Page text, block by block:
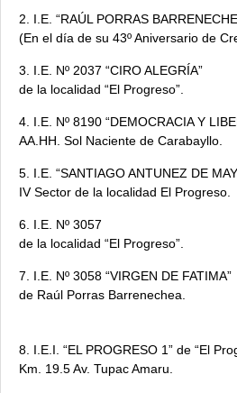
2. I.E. “RAÚL PORRAS
(En el día de su 43º Aniversario de
3. I.E. Nº 2037 “CIRO ALEGRÍA”
de la localidad “El Progreso”.
4. I.E. Nº 8190 “DEMOCRACIA Y
AA.HH. Sol Naciente de Carabayllo.
5. I.E. “SANTIAGO ANTUNEZ DE
IV Sector de la localidad El Progreso.
6. I.E. Nº 3057
de la localidad “El Progreso”.
7. I.E. Nº 3058 “VIRGEN DE FATIMA”
de Raúl Porras Barrenechea.
8. I.E.I. “EL PROGRESO 1” de “El
Km. 19.5 Av. Tupac Amaru.